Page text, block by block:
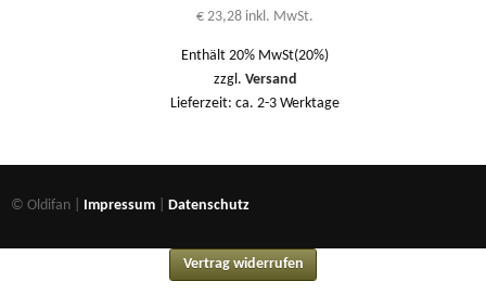
€ 23,28 inkl. MwSt.
Enthält 20% MwSt(20%)
zzgl. Versand
Lieferzeit: ca. 2-3 Werktage
© Oldifan | Impressum Datenschutz
Vertrag widerrufen